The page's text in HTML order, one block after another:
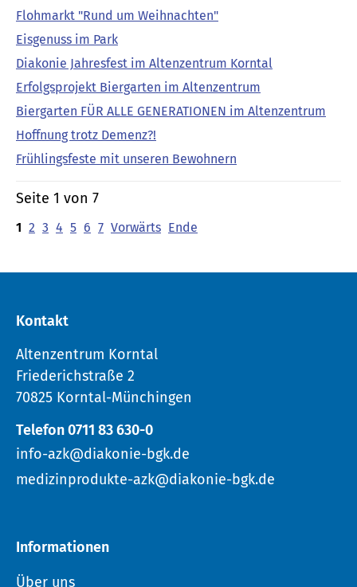
Flohmarkt "Rund um Weihnachten"
Eisgenuss im Park
Diakonie Jahresfest im Altenzentrum Korntal
Erfolgsprojekt Biergarten im Altenzentrum
Biergarten FÜR ALLE GENERATIONEN im Altenzentrum
Hoffnung trotz Demenz?!
Frühlingsfeste mit unseren Bewohnern
Seite 1 von 7
1 2 3 4 5 6 7 Vorwärts Ende
Kontakt
Altenzentrum Korntal
Friederichstraße 2
70825 Korntal-Münchingen
Telefon 0711 83 630-0
info-azk@diakonie-bgk.de
medizinprodukte-azk@diakonie-bgk.de
Informationen
Über uns